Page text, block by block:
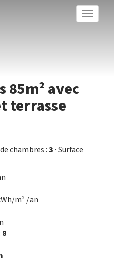
Toggle
85m² avec
terrasse
chambres :3· Surface
m² /an
8